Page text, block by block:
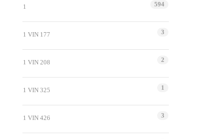
1 594
1 VIN 177 3
1 VIN 208 2
1 VIN 325 1
1 VIN 426 3